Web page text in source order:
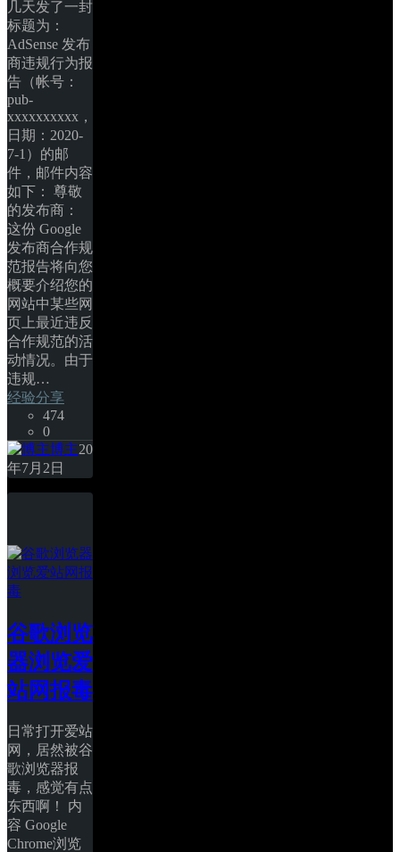
几天发了一封
标题为：
AdSense 发布
商违规行为报
告（帐号：
pub-
xxxxxxxxxx，
日期：2020-
7-1）的邮
件，邮件内容
如下： 尊敬
的发布商：
这份 Google
发布商合作规
范报告将向您
概要介绍您的
网站中某些网
页上最近违反
合作规范的活
动情况。由于
违规…
经验分享
474
0
博主20
年7月2日
谷歌浏览
器浏览爱
站网报毒
日常打开爱站
网，居然被谷
歌浏览器报
毒，感觉有点
东西啊！ 内
容 Google
Chrome浏览